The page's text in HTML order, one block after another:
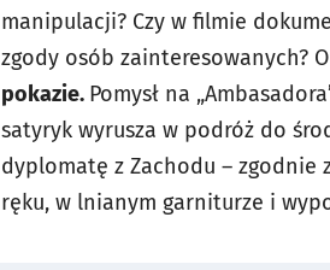
manipulacji? Czy w filmie
zgody osób zainteresowanych?
pokazie. Pomysł na
satyryk wyrusza w podróż do
dyplomatę z Zachodu – zgodnie
ręku, w lnianym garniturze i